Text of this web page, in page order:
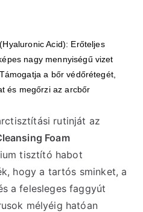
Acid): Erőteljes
nagy mennyiségű vizet
a bőr védőrétegét,
és megőrzi az arcbőr
rutinját az
Foam
tisztító habot
hogy a tartós sminket, a
a felesleges faggyút
mélyéig hatóan